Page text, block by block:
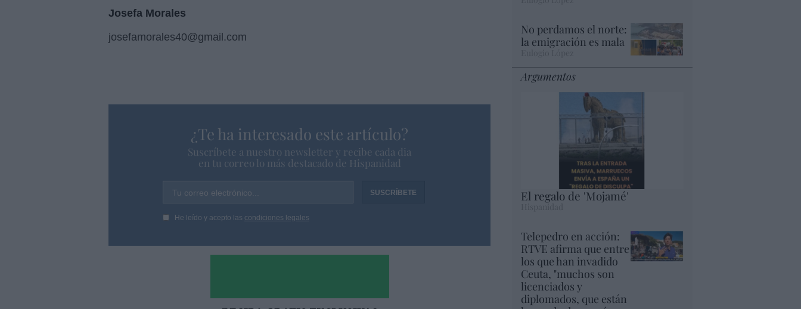
Josefa Morales
josefamorales40@gmail.com
¿Te ha interesado este artículo?
Suscríbete a nuestro newsletter y recibe cada dia
en tu correo lo más destacado de Hispanidad
Tu correo electrónico...
He leído y acepto las condiciones legales
No perdamos el norte:
la emigración es mala
Argumentos
El regalo de 'Mojamé'
Telepedro en acción:
RTVE afirma que entre
los que han invadido
Ceuta, "muchos son
licenciados y
diplomados, que están